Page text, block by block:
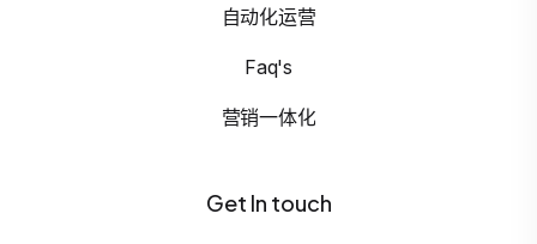
自动化运营
Faq's
营销一体化
Get In touch